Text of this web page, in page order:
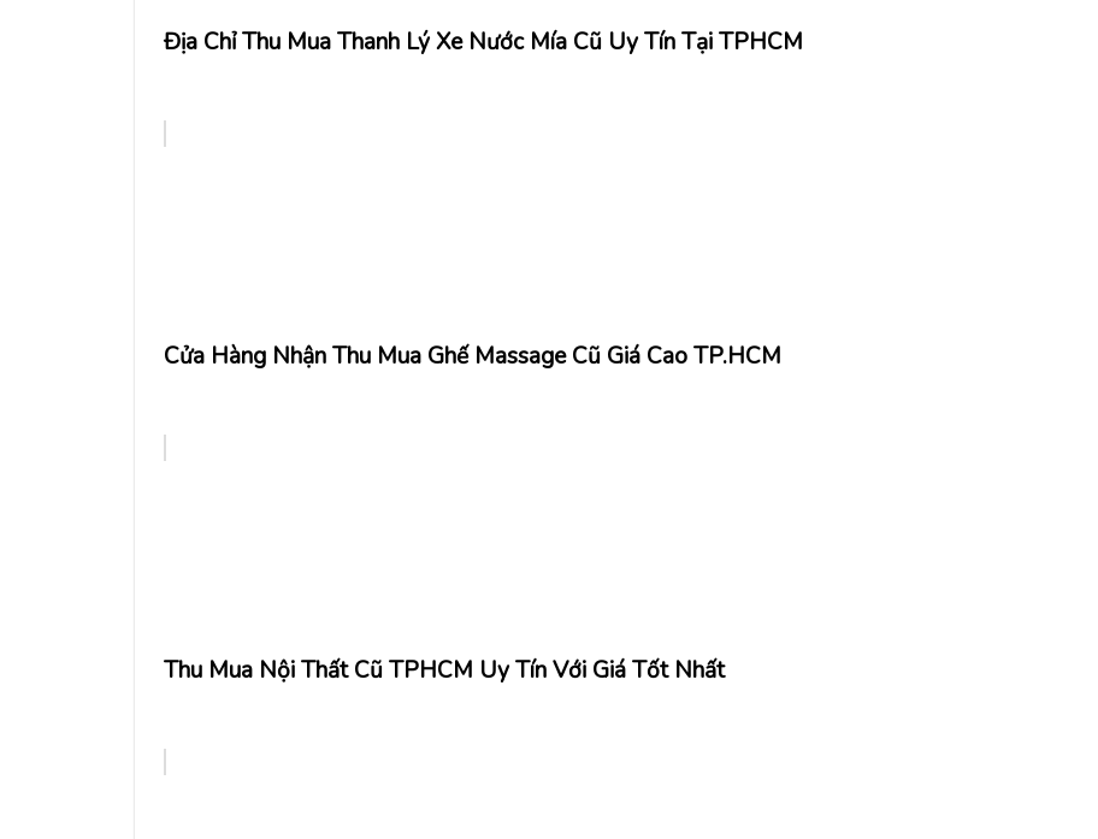
Địa Chỉ Thu Mua Thanh Lý Xe Nước Mía Cũ Uy Tín Tại TPHCM
Cửa Hàng Nhận Thu Mua Ghế Massage Cũ Giá Cao TP.HCM
Thu Mua Nội Thất Cũ TPHCM Uy Tín Với Giá Tốt Nhất